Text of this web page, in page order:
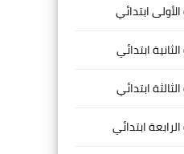
ابتدائي
ابتدائي
ابتدائي
ابتدائي